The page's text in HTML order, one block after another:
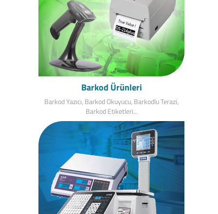
Barkod Ürünleri
Barkod Yazıcı, Barkod Okuyucu, Barkodlu Terazi,
Barkod Etiketleri...